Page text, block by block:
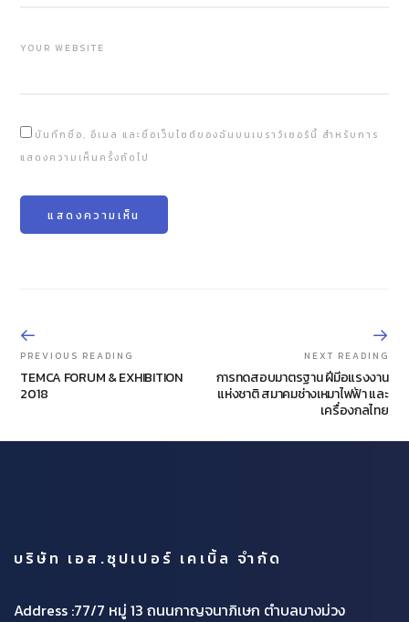
YOUR WEBSITE
บันทึกชื่อ, อีเมล และชื่อเว็บไซต์ของฉันบนเบราว์เซอร์นี้ สำหรับการ
แสดงความเห็นครั้งถัดไป
PREVIOUS READING
TEMCA FORUM & EXHIBITION
2018
NEXT READING
การทดสอบมาตรฐาน ฝีมีอแรงงาน
แห่งชาติ สมาคมช่างเหมาไฟฟ้า และ
เครื่องกลไทย
บริษัท เอส.ซุปเปอร์ เคเบิ้ล จำกัด
Address :77/7 หมู่ 13 ถนนกาญจนาภิเษก ตำบลบางม่วง